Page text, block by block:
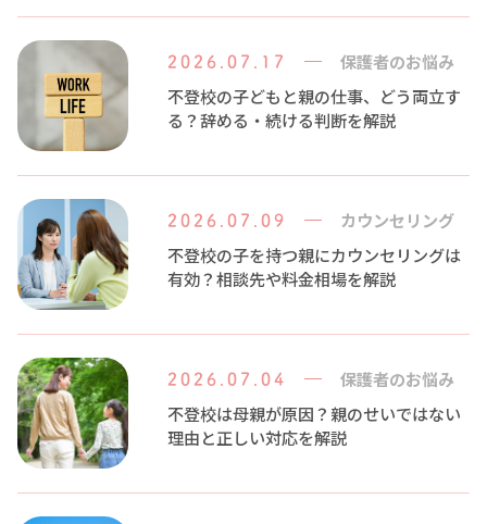
2026.07.17
保護者のお悩み
不登校の子どもと親の仕事、どう両立す
る？辞める・続ける判断を解説
2026.07.09
カウンセリング
不登校の子を持つ親にカウンセリングは
有効？相談先や料金相場を解説
2026.07.04
保護者のお悩み
不登校は母親が原因？親のせいではない
理由と正しい対応を解説